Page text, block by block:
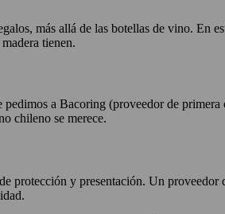
más allá de las botellas de vino. En
tienen.
a Bacoring (proveedor de
chileno se merece.
protección y presentación. Un